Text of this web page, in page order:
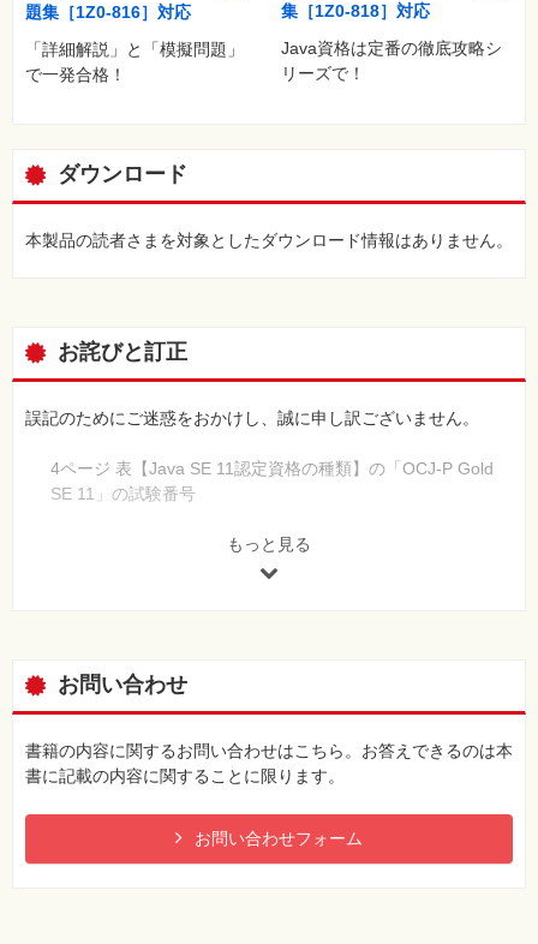
題集［1Z0-816］対応
「詳細解説」と「模擬問題」
で一発合格！
集［1Z0-818］対応
Java資格は定番の徹底攻略シ
リーズで！
ダウンロード
本製品の読者さまを対象としたダウンロード情報はありません。
お詫びと訂正
誤記のためにご迷惑をおかけし、誠に申し訳ございません。
4ページ 表【Java SE 11認定資格の種類】の「OCJ-P Gold
SE 11」の試験番号
21ページ 解答4：例の下の5行目
[誤]
…一方のSampleクラスでは…
[正]
…一方のSampleImplクラスでは…
21ページ 解答5の4〜5行目
もっと見る
お問い合わせ
書籍の内容に関するお問い合わせはこちら。お答えできるのは本
書に記載の内容に関することに限ります。
お問い合わせフォーム